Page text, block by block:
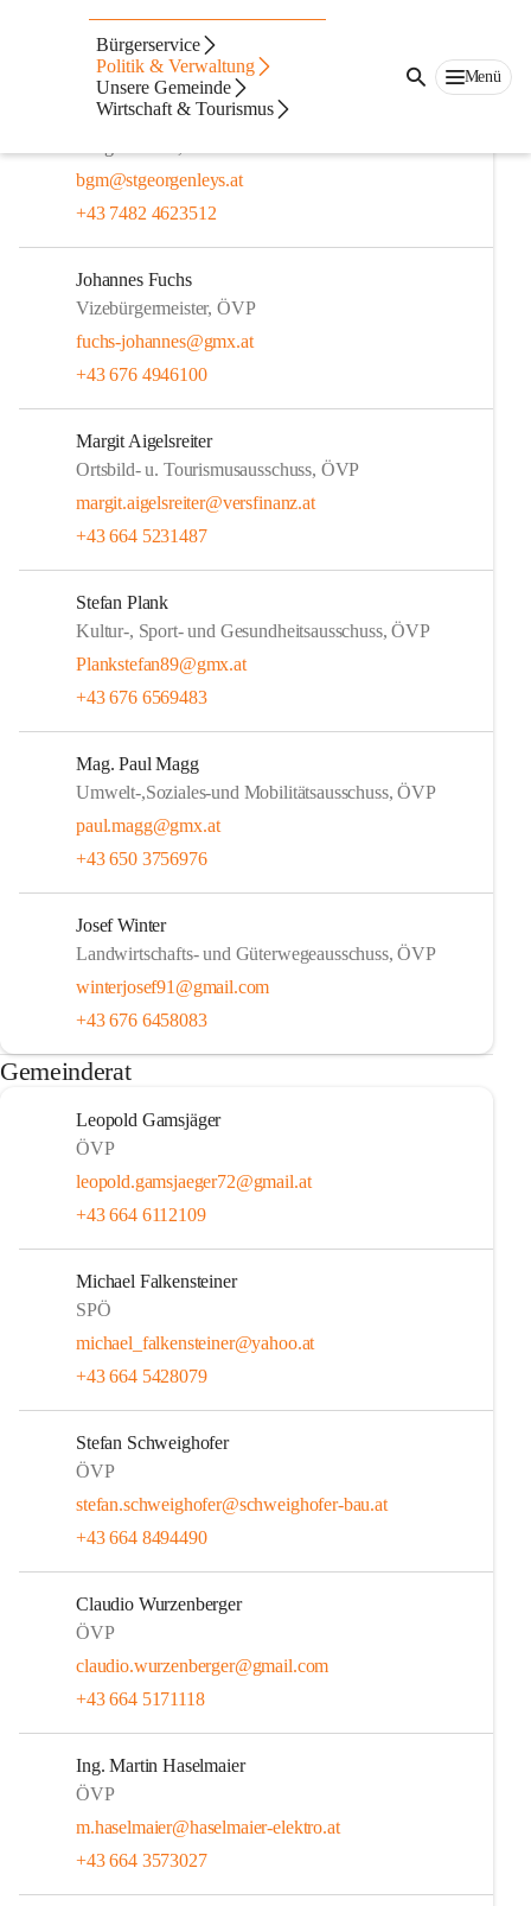
Bürgerservice
Politik & Verwaltung
Unsere Gemeinde
Wirtschaft & Tourismus
Menü
Gemeinderäte
Geschäftsführender Gemeinderat
Alois Mellmer
bgm@stgeorgenleys.at
+43 7482 4623512
Johannes Fuchs
Vizebürgermeister, ÖVP
fuchs-johannes@gmx.at
+43 676 4946100
Margit Aigelsreiter
Ortsbild- u. Tourismusausschuss, ÖVP
margit.aigelsreiter@versfinanz.at
+43 664 5231487
Stefan Plank
Kultur-, Sport- und Gesundheitsausschuss, ÖVP
Plankstefan89@gmx.at
+43 676 6569483
Mag. Paul Magg
Umwelt-,Soziales-und Mobilitätsausschuss, ÖVP
paul.magg@gmx.at
+43 650 3756976
Josef Winter
Landwirtschafts- und Güterwegeausschuss, ÖVP
winterjosef91@gmail.com
+43 676 6458083
Gemeinderat
Leopold Gamsjäger
ÖVP
leopold.gamsjaeger72@gmail.at
+43 664 6112109
Michael Falkensteiner
SPÖ
michael_falkensteiner@yahoo.at
+43 664 5428079
Stefan Schweighofer
ÖVP
stefan.schweighofer@schweighofer-bau.at
+43 664 8494490
Claudio Wurzenberger
ÖVP
claudio.wurzenberger@gmail.com
+43 664 5171118
Ing. Martin Haselmaier
ÖVP
m.haselmaier@haselmaier-elektro.at
+43 664 3573027